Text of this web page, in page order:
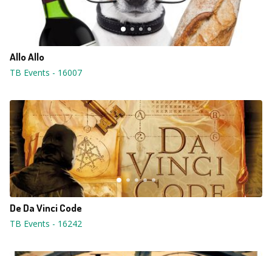
Allo Allo
TB Events - 16007
De Da Vinci Code
TB Events - 16242